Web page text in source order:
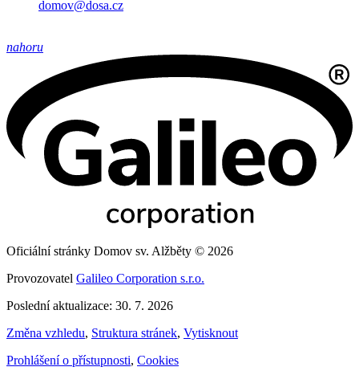
domov@dosa.cz
nahoru
Oficiální stránky Domov sv. Alžběty © 2026
Provozovatel Galileo Corporation s.r.o.
Poslední aktualizace: 30. 7. 2026
Změna vzhledu, Struktura stránek, Vytisknout
Prohlášení o přístupnosti, Cookies